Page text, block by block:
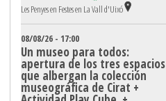
Les Penyes en Festes en La Vall d'Uixó
08/08/26 - 17:00
Un museo para todos:
apertura de los tres espacios
que albergan la colección
museográfica de Cirat +